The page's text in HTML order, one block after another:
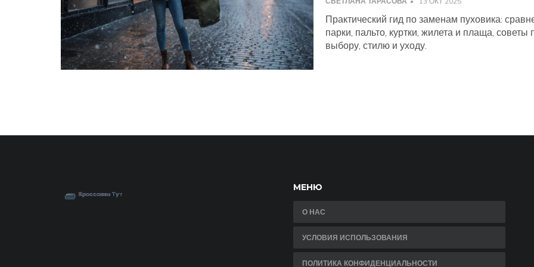
Практический гид по заменам пуховика:
парки, пальто, куртки, жилета и плаща, советы
выбору, стилю и уходу.
МЕНЮ
О НАС
УСЛОВИЯ ИСПОЛЬЗОВАНИЯ
ПОЛИТИКА КОНФИДЕНЦИАЛЬНОСТИ